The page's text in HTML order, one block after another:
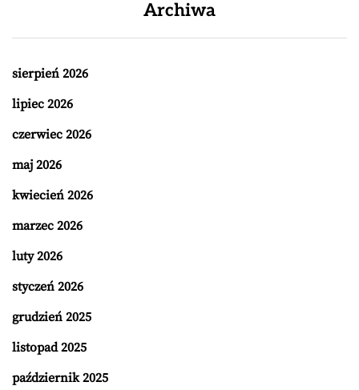
Archiwa
sierpień 2026
lipiec 2026
czerwiec 2026
maj 2026
kwiecień 2026
marzec 2026
luty 2026
styczeń 2026
grudzień 2025
listopad 2025
październik 2025